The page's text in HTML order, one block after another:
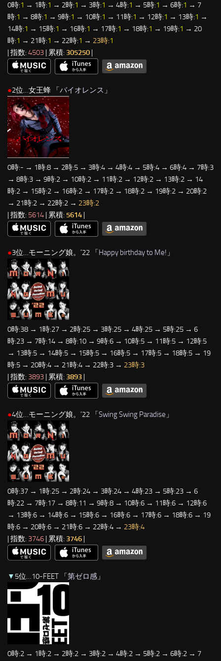
0時:1 → 1時:1 → 2時:1 → 3時:1 → 4時:1 → 5時:1 → 6時:1 → 7
時:1 → 8時:1 → 9時:1 → 10時:1 → 11時:1 → 12時:1 → 13時:1 →
14時:1 → 15時:1 → 16時:1 → 17時:1 → 18時:1 → 19時:1 → 20
時:1 → 21時:1 → 22時:1 → 23時:1
| 指数: 4503 | 累積: 305250 |
●2位…女王蜂 「バイオレンス 」
0時:- → 1時:8 → 2時:5 → 3時:4 → 4時:4 → 5時:4 → 6時:4 → 7時:3
→ 8時:3 → 9時:2 → 10時:2 → 11時:2 → 12時:2 → 13時:2 → 14
時:2 → 15時:2 → 16時:2 → 17時:2 → 18時:2 → 19時:2 → 20時:2
→ 21時:2 → 22時:2 → 23時:2
| 指数: 5614 | 累積: 5614 |
●3位…モーニング娘。’22 「 Happy birthday to Me! 」
0時:38 → 1時:27 → 2時:25 → 3時:25 → 4時:25 → 5時:25 → 6
時:23 → 7時:14 → 8時:10 → 9時:6 → 10時:5 → 11時:5 → 12時:5
→ 13時:5 → 14時:5 → 15時:5 → 16時:5 → 17時:5 → 18時:5 → 19
時:5 → 20時:4 → 21時:4 → 22時:3 → 23時:3
| 指数: 3893 | 累積: 3893 |
●4位…モーニング娘。’22 「Swing Swing Paradise 」
0時:37 → 1時:25 → 2時:24 → 3時:24 → 4時:23 → 5時:23 → 6
時:22 → 7時:17 → 8時:11 → 9時:8 → 10時:6 → 11時:6 → 12時:6
→ 13時:6 → 14時:6 → 15時:6 → 16時:6 → 17時:6 → 18時:6 → 19
時:6 → 20時:6 → 21時:6 → 22時:4 → 23時:4
| 指数: 3746 | 累積: 3746 |
▼ 5位…10-FEET 「第ゼロ感 」
0時:2 → 1時:2 → 2時:2 → 3時:2 → 4時:2 → 5時:2 → 6時:2 → 7